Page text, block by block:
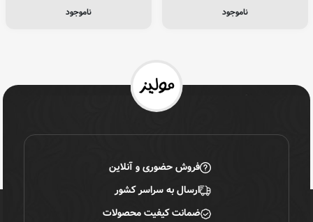
ناموجود
ناموجود
فروش حضوری و آنلاین
ارسال به سراسر کشور
ضمانت کیفیت محصولات